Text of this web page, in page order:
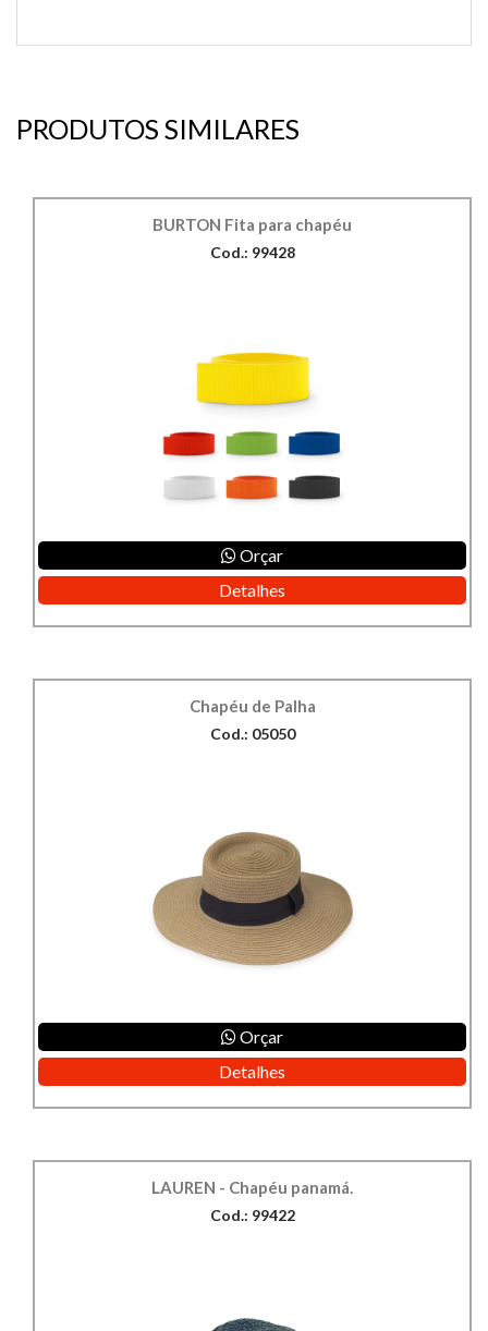
PRODUTOS SIMILARES
BURTON Fita para chapéu
Cod.: 99428
Orçar
Detalhes
Chapéu de Palha
Cod.: 05050
Orçar
Detalhes
LAUREN - Chapéu panamá.
Cod.: 99422